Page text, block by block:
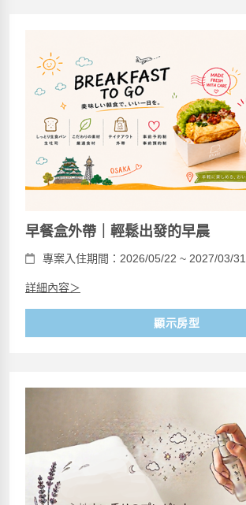
早餐盒外帶｜輕鬆出發的早晨
專案入住期間：2026/05/22 ~ 2027/03/31
詳細內容＞
顯示房型